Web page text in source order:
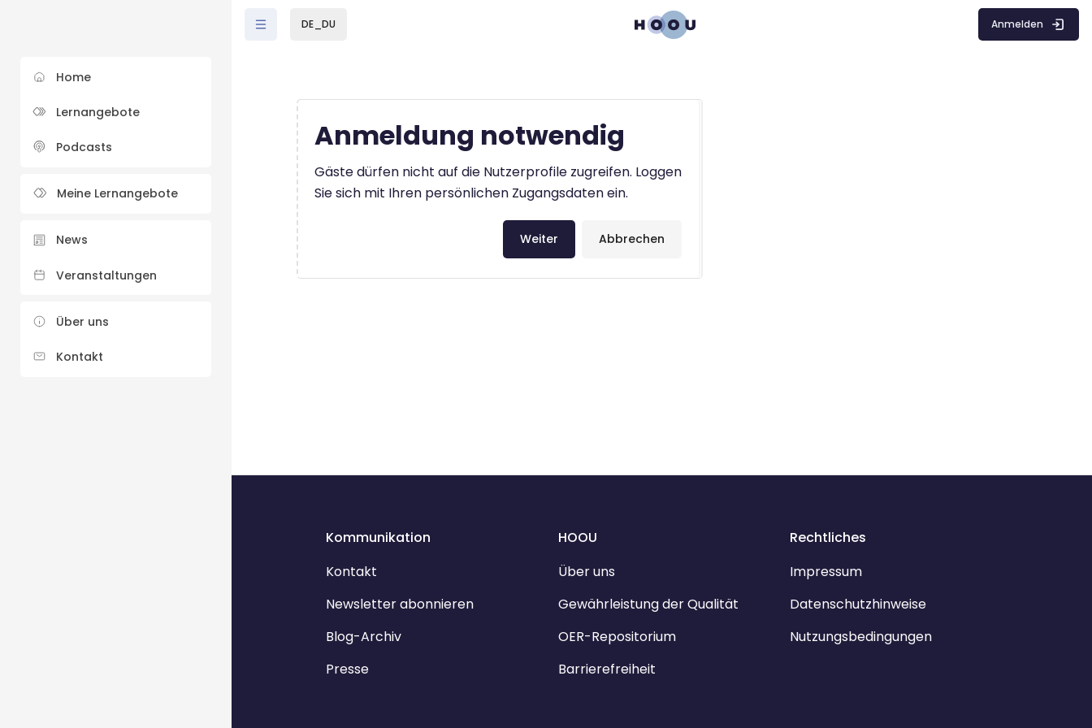
Home
Lernangebote
Podcasts
Meine Lernangebote
News
Veranstaltungen
Über uns
Kontakt
DE_DU Anmelden
Anmeldung notwendig
Gäste dürfen nicht auf die Nutzerprofile zugreifen. Loggen
Sie sich mit Ihren persönlichen Zugangsdaten ein.
Abbrechen
Weiter
Kommunikation
Kontakt
Newsletter abonnieren
Blog-Archiv
Presse
HOOU
Über uns
Gewährleistung der Qualität
OER-Repositorium
Barrierefreiheit
Rechtliches
Impressum
Datenschutzhinweise
Nutzungsbedingungen